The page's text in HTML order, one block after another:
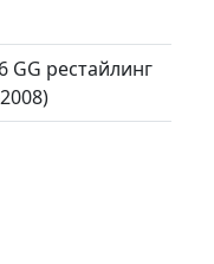
GG рестайлинг